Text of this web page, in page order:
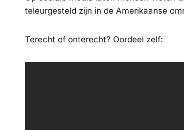
teleurgesteld zijn in de Amerikaanse
Terecht of onterecht? Oordeel zelf: